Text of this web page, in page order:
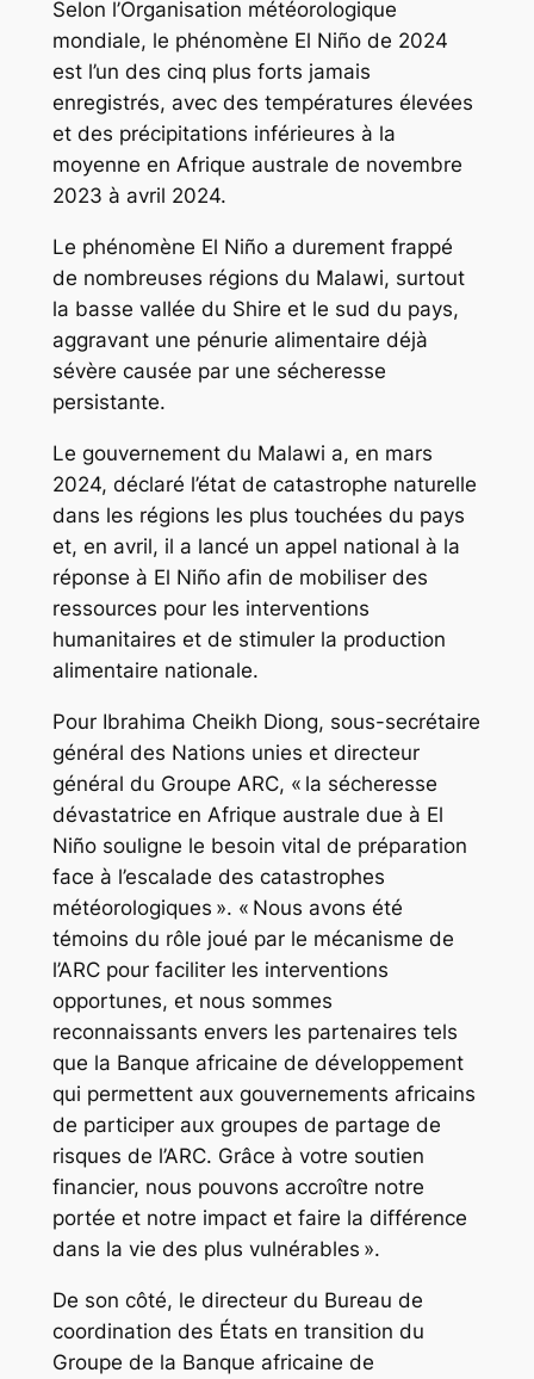
Selon l’Organisation météorologique
mondiale, le phénomène El Niño de 2024
est l’un des cinq plus forts jamais
enregistrés, avec des températures élevées
et des précipitations inférieures à la
moyenne en Afrique australe de novembre
2023 à avril 2024.
Le phénomène El Niño a durement frappé
de nombreuses régions du Malawi, surtout
la basse vallée du Shire et le sud du pays,
aggravant une pénurie alimentaire déjà
sévère causée par une sécheresse
persistante.
Le gouvernement du Malawi a, en mars
2024, déclaré l’état de catastrophe naturelle
dans les régions les plus touchées du pays
et, en avril, il a lancé un appel national à la
réponse à El Niño afin de mobiliser des
ressources pour les interventions
humanitaires et de stimuler la production
alimentaire nationale.
Pour Ibrahima Cheikh Diong, sous-secrétaire
général des Nations unies et directeur
général du Groupe ARC, « la sécheresse
dévastatrice en Afrique australe due à El
Niño souligne le besoin vital de préparation
face à l’escalade des catastrophes
météorologiques ». « Nous avons été
témoins du rôle joué par le mécanisme de
l’ARC pour faciliter les interventions
opportunes, et nous sommes
reconnaissants envers les partenaires tels
que la Banque africaine de développement
qui permettent aux gouvernements africains
de participer aux groupes de partage de
risques de l’ARC. Grâce à votre soutien
financier, nous pouvons accroître notre
portée et notre impact et faire la différence
dans la vie des plus vulnérables ».
De son côté, le directeur du Bureau de
coordination des États en transition du
Groupe de la Banque africaine de